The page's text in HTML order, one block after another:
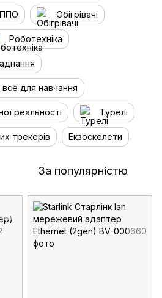
Обігрівачі
Роботехніка
все для навчання
реальності Турелі
трекерів Екзоскелети
За популярністю